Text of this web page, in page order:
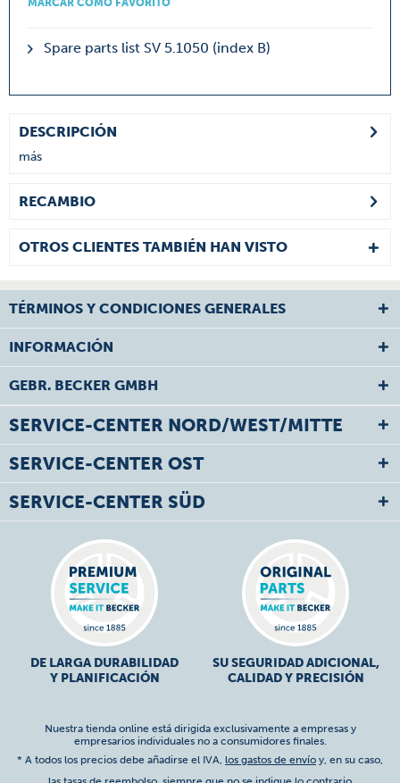
MARCAR COMO FAVORITO
Spare parts list SV 5.1050 (index B)
DESCRIPCIÓN
más
RECAMBIO
OTROS CLIENTES TAMBIÉN HAN VISTO
TÉRMINOS Y CONDICIONES GENERALES
INFORMACIÓN
GEBR. BECKER GMBH
SERVICE-CENTER NORD/WEST/MITTE
SERVICE-CENTER OST
SERVICE-CENTER SÜD
DE LARGA DURABILIDAD
Y PLANIFICACIÓN
SU SEGURIDAD ADICIONAL,
CALIDAD Y PRECISIÓN
Nuestra tienda online está dirigida exclusivamente a empresas y
empresarios individuales no a consumidores finales.
* A todos los precios debe añadirse el IVA, los gastos de envío y, en su caso,